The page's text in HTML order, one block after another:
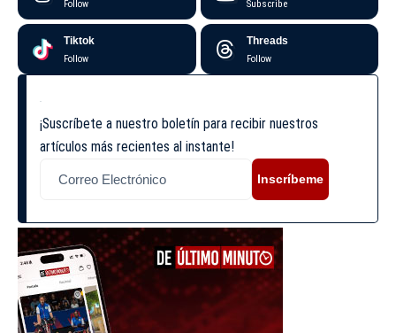
Follow Subscribe
Tiktok
Follow
Threads
Follow
¡Suscríbete a nuestro boletín para recibir nuestros
artículos más recientes al instante!
Inscríbeme